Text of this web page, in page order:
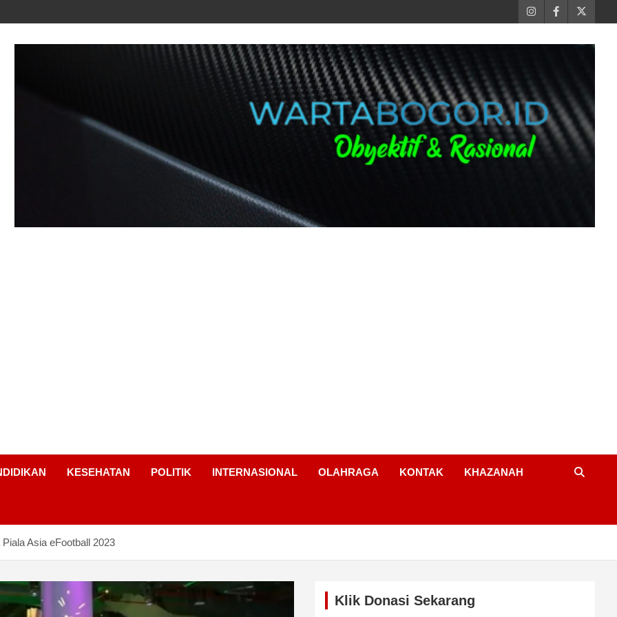
KESEHATAN POLITIK INTERNASIONAL OLAHRAGA KONTAK KHAZANAH
Asia eFootball 2023
Klik Donasi Sekarang